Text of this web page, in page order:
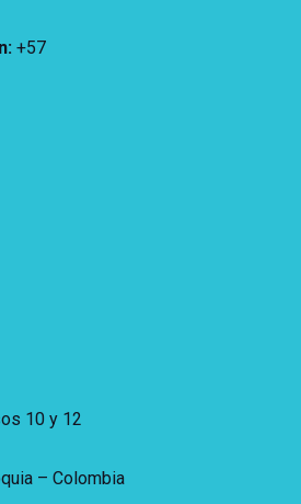
: +57
10 y 12
– Colombia